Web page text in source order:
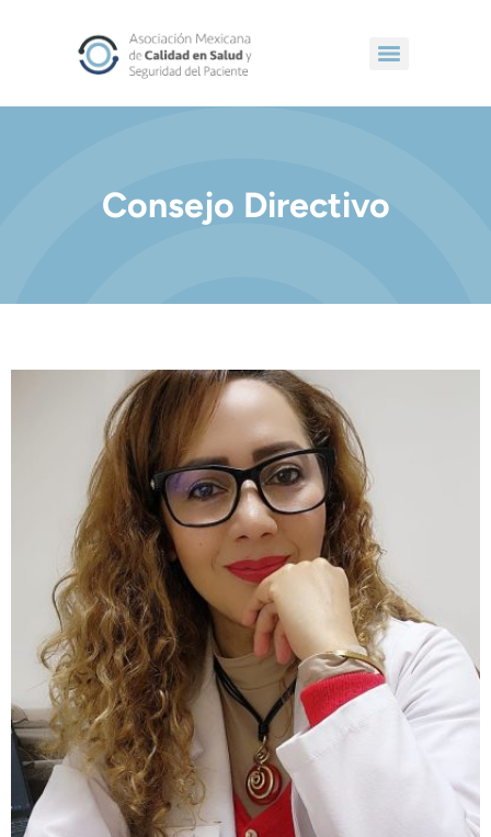
Consejo Directivo